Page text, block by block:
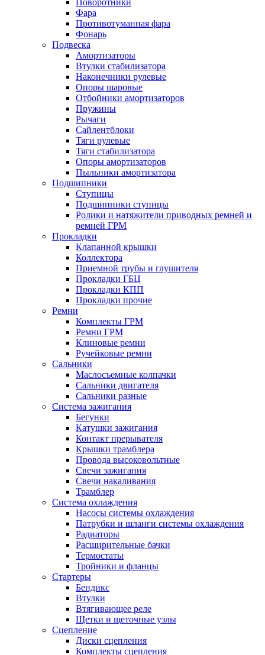
Поворотники
Фара
Противотуманная фара
Фонарь
Подвеска
Амортизаторы
Втулки стабилизатора
Наконечники рулевые
Опоры шаровые
Отбойники амортизаторов
Пружины
Рычаги
Сайлентблоки
Тяги рулевые
Тяги стабилизатора
Опоры амортизаторов
Пыльники амортизатора
Подшипники
Ступицы
Подшипники ступицы
Ролики и натяжители приводных ремней и
ремней ГРМ
Прокладки
Клапанной крышки
Коллектора
Приемной трубы и глушителя
Прокладки ГБЦ
Прокладки КПП
Прокладки прочие
Ремни
Комплекты ГРМ
Ремни ГРМ
Клиновые ремни
Ручейковые ремни
Сальники
Маслосъемные колпачки
Сальники двигателя
Сальники разные
Система зажигания
Бегунки
Катушки зажигания
Контакт прерывателя
Крышки трамблера
Провода высоковольтные
Свечи зажигания
Свечи накаливания
Трамблер
Система охлаждения
Насосы системы охлаждения
Патрубки и шланги системы охлаждения
Радиаторы
Расширительные бачки
Термостаты
Тройники и фланцы
Стартеры
Бендикс
Втулки
Втягивающее реле
Щетки и щеточные узлы
Сцепление
Диски сцепления
Комплекты сцепления